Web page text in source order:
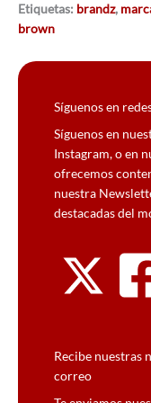
Etiquetas: brandz,
brown
Síguenos en
Síguenos en
Instagram, o en
ofrecemos
nuestra
destacadas del
Recibe nuestras
correo